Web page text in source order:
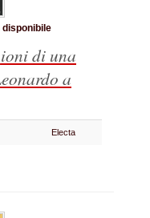
di una
a
Electa